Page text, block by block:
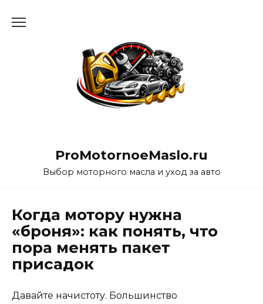
ProMotornoeMaslo.ru
Выбор моторного масла и уход за авто
Когда мотору нужна
«броня»: как понять, что
пора менять пакет
присадок
Давайте начистоту. Большинство